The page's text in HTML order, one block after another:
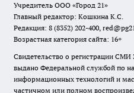
Учредитель ООО «Город 21»
Главный редактор: Кошкина К.С.
Редакция: 8 (8352) 202-400,
Возрастная категория сайта: 16+
Свидетельство о регистрации СМИ
выдано Федеральной службой по
информационных технологий и
частичном или полном